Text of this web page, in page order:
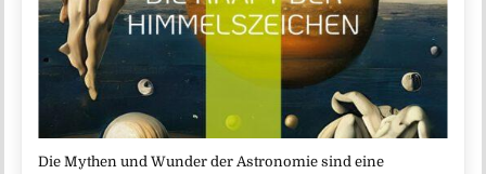
Die Mythen und Wunder der Astronomie sind eine